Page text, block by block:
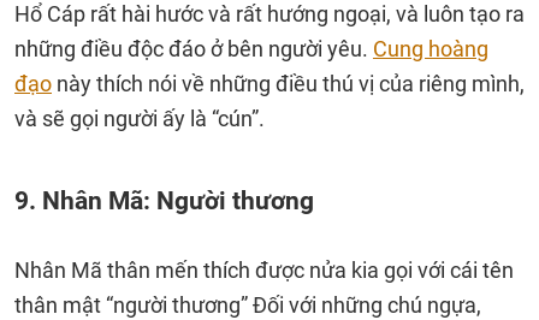
Hổ Cáp rất hài hước và rất hướng ngoại, và luôn tạo ra
những điều độc đáo ở bên người yêu. Cung hoàng
đạo này thích nói về những điều thú vị của riêng mình,
và sẽ gọi người ấy là “cún”.
9. Nhân Mã: Người thương
Nhân Mã thân mến thích được nửa kia gọi với cái tên
thân mật “người thương” Đối với những chú ngựa,